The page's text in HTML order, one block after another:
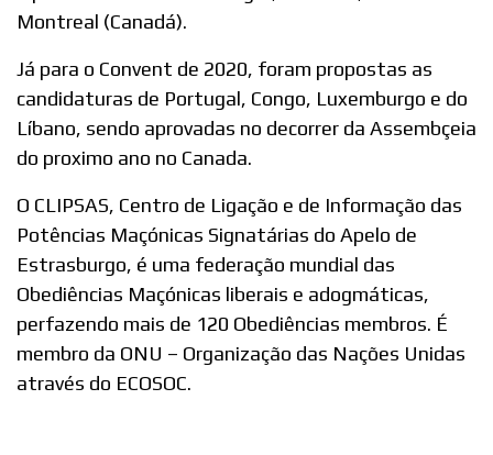
Montreal (Canadá).
Já para o Convent de 2020, foram propostas as
candidaturas de Portugal, Congo, Luxemburgo e do
Líbano, sendo aprovadas no decorrer da Assembçeia
do proximo ano no Canada.
O CLIPSAS, Centro de Ligação e de Informação das
Potências Maçónicas Signatárias do Apelo de
Estrasburgo, é uma federação mundial das
Obediências Maçónicas liberais e adogmáticas,
perfazendo mais de 120 Obediências membros. É
membro da ONU – Organização das Nações Unidas
através do ECOSOC.